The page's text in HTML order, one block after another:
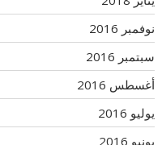
نوفمبر 2016
سبتمبر 2016
أغسطس 2016
يوليو 2016
يونيو 2016